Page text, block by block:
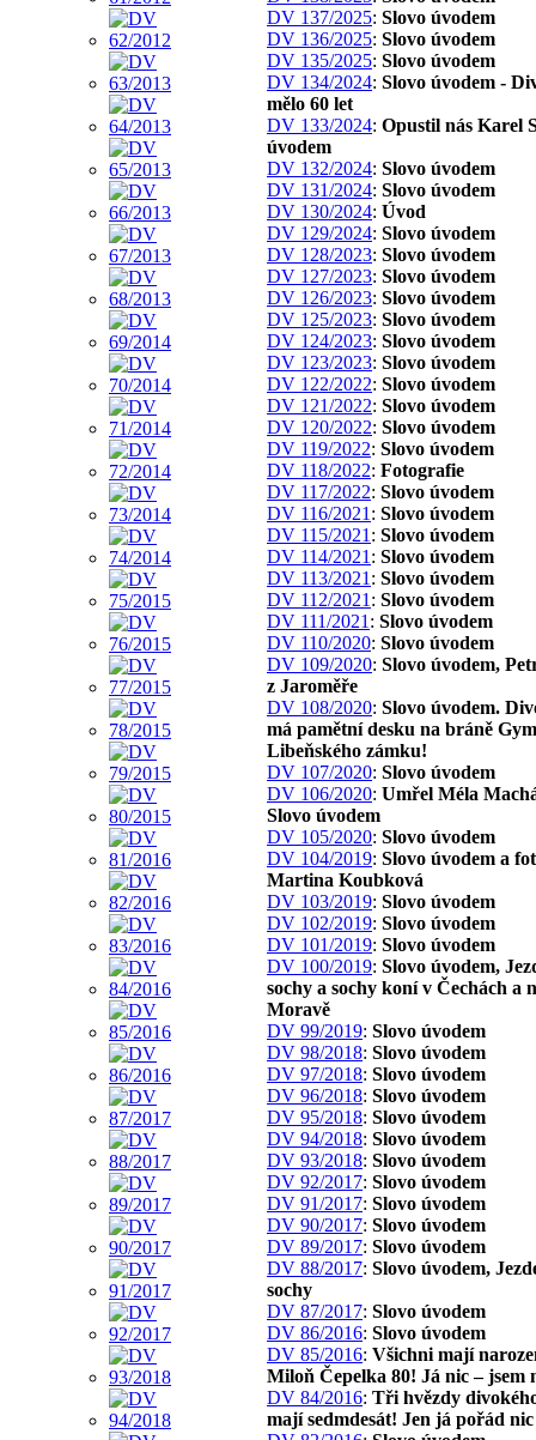
DV 137/2025: Slovo úvodem
DV 136/2025: Slovo úvodem
DV 135/2025: Slovo úvodem
DV 134/2024: Slovo úvodem -
mělo 60 let
DV 133/2024: Opustil nás Karel
úvodem
DV 132/2024: Slovo úvodem
DV 131/2024: Slovo úvodem
DV 130/2024: Úvod
DV 129/2024: Slovo úvodem
DV 128/2023: Slovo úvodem
DV 127/2023: Slovo úvodem
DV 126/2023: Slovo úvodem
DV 125/2023: Slovo úvodem
DV 124/2023: Slovo úvodem
DV 123/2023: Slovo úvodem
DV 122/2022: Slovo úvodem
DV 121/2022: Slovo úvodem
DV 120/2022: Slovo úvodem
DV 119/2022: Slovo úvodem
DV 118/2022: Fotografie
DV 117/2022: Slovo úvodem
DV 116/2021 : Slovo úvodem
DV 115/2021 : Slovo úvodem
DV 114/2021 : Slovo úvodem
DV 113/2021 : Slovo úvodem
DV 112/2021 : Slovo úvodem
DV 111/2021 : Slovo úvodem
DV 110/2020: Slovo úvodem
DV 109/2020: Slovo úvodem,
z Jaroměře
DV 108/2020: Slovo úvodem.
má pamětní desku na bráně
Libeňského zámku!
DV 107/2020: Slovo úvodem
DV 106/2020: Umřel Méla
Slovo úvodem
DV 105/2020: Slovo úvodem
DV 104/2019: Slovo úvodem a
Martina Koubková
DV 103/2019: Slovo úvodem
DV 102/2019: Slovo úvodem
DV 101/2019: Slovo úvodem
DV 100/2019: Slovo úvodem,
sochy a sochy koní v Čechách a
Moravě
DV 99/2019: Slovo úvodem
DV 98/2018: Slovo úvodem
DV 97/2018: Slovo úvodem
DV 96/2018: Slovo úvodem
DV 95/2018: Slovo úvodem
DV 94/2018: Slovo úvodem
DV 93/2018: Slovo úvodem
DV 92/2017: Slovo úvodem
DV 91/2017: Slovo úvodem
DV 90/2017: Slovo úvodem
DV 89/2017: Slovo úvodem
DV 88/2017: Slovo úvodem,
sochy
DV 87/2017: Slovo úvodem
DV 86/2016: Slovo úvodem
DV 85/2016: Všichni mají
Miloň Čepelka 80! Já nic – jsem
DV 84/2016: Tři hvězdy
mají sedmdesát! Jen já pořád nic